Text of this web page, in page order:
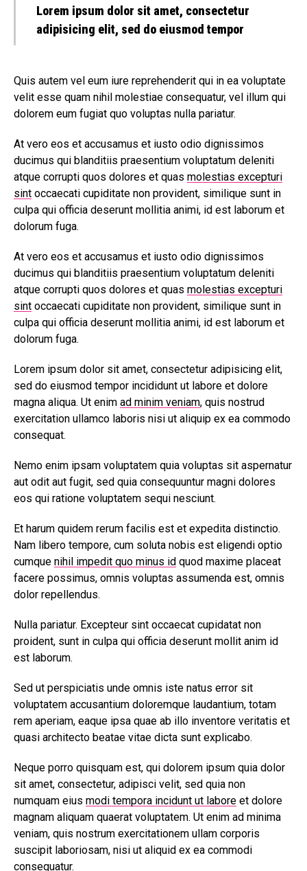
Lorem ipsum dolor sit amet, consectetur
adipisicing elit, sed do eiusmod tempor
Quis autem vel eum iure reprehenderit qui in ea voluptate
velit esse quam nihil molestiae consequatur, vel illum qui
dolorem eum fugiat quo voluptas nulla pariatur.
At vero eos et accusamus et iusto odio dignissimos
ducimus qui blanditiis praesentium voluptatum deleniti
atque corrupti quos dolores et quas molestias excepturi
sint occaecati cupiditate non provident, similique sunt in
culpa qui officia deserunt mollitia animi, id est laborum et
dolorum fuga.
At vero eos et accusamus et iusto odio dignissimos
ducimus qui blanditiis praesentium voluptatum deleniti
atque corrupti quos dolores et quas molestias excepturi
sint occaecati cupiditate non provident, similique sunt in
culpa qui officia deserunt mollitia animi, id est laborum et
dolorum fuga.
Lorem ipsum dolor sit amet, consectetur adipisicing elit,
sed do eiusmod tempor incididunt ut labore et dolore
magna aliqua. Ut enim ad minim veniam, quis nostrud
exercitation ullamco laboris nisi ut aliquip ex ea commodo
consequat.
Nemo enim ipsam voluptatem quia voluptas sit aspernatur
aut odit aut fugit, sed quia consequuntur magni dolores
eos qui ratione voluptatem sequi nesciunt.
Et harum quidem rerum facilis est et expedita distinctio.
Nam libero tempore, cum soluta nobis est eligendi optio
cumque nihil impedit quo minus id quod maxime placeat
facere possimus, omnis voluptas assumenda est, omnis
dolor repellendus.
Nulla pariatur. Excepteur sint occaecat cupidatat non
proident, sunt in culpa qui officia deserunt mollit anim id
est laborum.
Sed ut perspiciatis unde omnis iste natus error sit
voluptatem accusantium doloremque laudantium, totam
rem aperiam, eaque ipsa quae ab illo inventore veritatis et
quasi architecto beatae vitae dicta sunt explicabo.
Neque porro quisquam est, qui dolorem ipsum quia dolor
sit amet, consectetur, adipisci velit, sed quia non
numquam eius modi tempora incidunt ut labore et dolore
magnam aliquam quaerat voluptatem. Ut enim ad minima
veniam, quis nostrum exercitationem ullam corporis
suscipit laboriosam, nisi ut aliquid ex ea commodi
consequatur.